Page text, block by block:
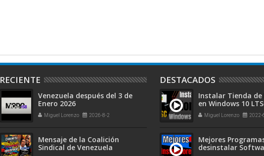
RECIENTE
Venezuela después del 3 de
Enero 2026
Miguel Lorenzo 2026-8-2
Mensaje de la Coalición
Sindical de Venezuela
DESTACADOS
Instalar Tienda
en Windows 10
y Windows 11
Miguel Lorenzo 2022-
Mejores
desinstalar